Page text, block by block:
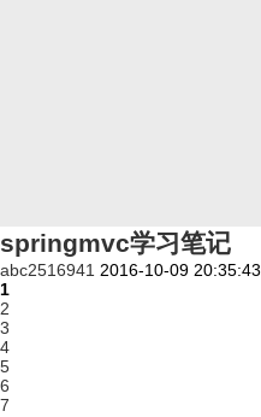
springmvc学习笔记
abc2516941 2016-10-09 20:35:43
1
2
3
4
5
6
7